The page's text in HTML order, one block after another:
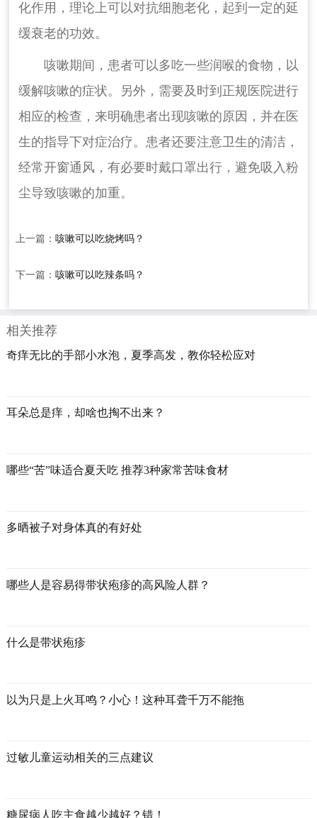
化作用，理论上可以对抗细胞老化，起到一定的延
缓衰老的功效。
咳嗽期间，患者可以多吃一些润喉的食物，以
缓解咳嗽的症状。另外，需要及时到正规医院进行
相应的检查，来明确患者出现咳嗽的原因，并在医
生的指导下对症治疗。患者还要注意卫生的清洁，
经常开窗通风，有必要时戴口罩出行，避免吸入粉
尘导致咳嗽的加重。
上一篇： 咳嗽可以吃烧烤吗？
下一篇： 咳嗽可以吃辣条吗？
相关推荐
奇痒无比的手部小水泡，夏季高发，教你轻松应对
耳朵总是痒，却啥也掏不出来？
哪些“苦”味适合夏天吃 推荐3种家常苦味食材
多晒被子对身体真的有好处
哪些人是容易得带状疱疹的高风险人群？
什么是带状疱疹
以为只是上火耳鸣？小心！这种耳聋千万不能拖
过敏儿童运动相关的三点建议
糖尿病人吃主食越少越好？错！